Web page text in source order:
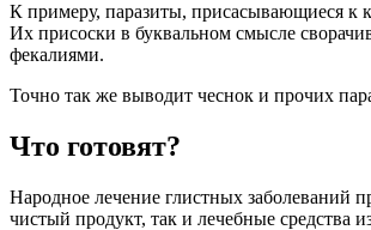
К примеру, паразиты, присасывающиеся к
Их присоски в буквальном смысле
фекалиями.
Точно так же выводит чеснок и прочих
Что готовят?
Народное лечение глистных заболеваний
чистый продукт, так и лечебные средства